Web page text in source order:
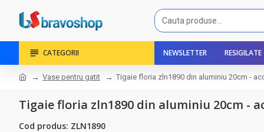
CATEGORII NEWSLETTER RESIGILATE
Vase pentru gatit Tigaie floria zln1890 din aluminiu 20cm -
Tigaie floria zln1890 din aluminiu 20cm -
Cod produs: ZLN1890